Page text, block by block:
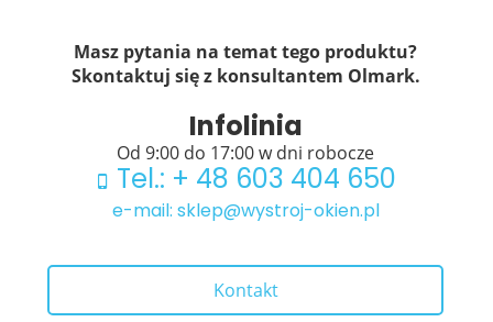
Masz pytania na temat tego produktu?
Skontaktuj się z konsultantem Olmark.
Infolinia
Od 9:00 do 17:00 w dni robocze
Tel.: + 48 603 404 650
e-mail: sklep@wystroj-okien.pl
Kontakt